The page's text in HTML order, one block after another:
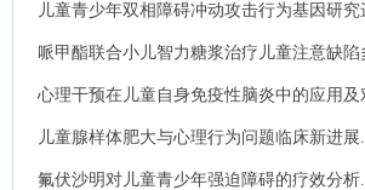
儿童青少年双相障碍冲动攻击行为基因研究
哌甲酯联合小儿智力糖浆治疗儿童注意缺
心理干预在儿童自身免疫性脑炎中的应用
评价.
儿童腺样体肥大与心理行为问题临床新进展.
氟伏沙明对儿童青少年强迫障碍的疗效分析.